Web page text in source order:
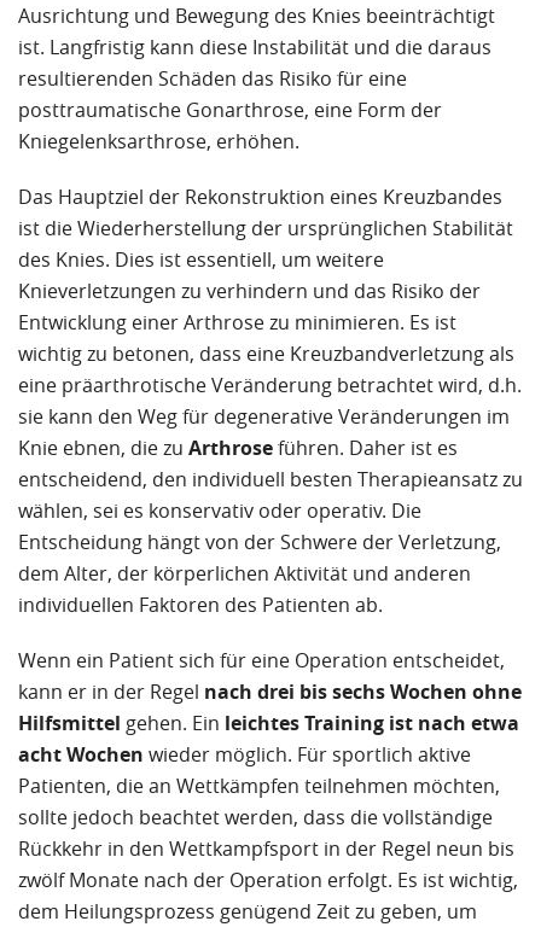
Ausrichtung und Bewegung des Knies beeinträchtigt
ist. Langfristig kann diese Instabilität und die daraus
resultierenden Schäden das Risiko für eine
posttraumatische Gonarthrose, eine Form der
Kniegelenksarthrose, erhöhen.
Das Hauptziel der Rekonstruktion eines Kreuzbandes
ist die Wiederherstellung der ursprünglichen Stabilität
des Knies. Dies ist essentiell, um weitere
Knieverletzungen zu verhindern und das Risiko der
Entwicklung einer Arthrose zu minimieren. Es ist
wichtig zu betonen, dass eine Kreuzbandverletzung als
eine präarthrotische Veränderung betrachtet wird, d.h.
sie kann den Weg für degenerative Veränderungen im
Knie ebnen, die zu Arthroseführen. Daher ist es
entscheidend, den individuell besten Therapieansatz zu
wählen, sei es konservativ oder operativ. Die
Entscheidung hängt von der Schwere der Verletzung,
dem Alter, der körperlichen Aktivität und anderen
individuellen Faktoren des Patienten ab.
Wenn ein Patient sich für eine Operation entscheidet,
kann er in der Regel nach drei bis sechs Wochen ohne
Hilfsmittel gehen. Ein leichtes Training ist nach etwa
acht Wochen wieder möglich. Für sportlich aktive
Patienten, die an Wettkämpfen teilnehmen möchten,
sollte jedoch beachtet werden, dass die vollständige
Rückkehr in den Wettkampfsport in der Regel neun bis
zwölf Monate nach der Operation erfolgt. Es ist wichtig,
dem Heilungsprozess genügend Zeit zu geben, um